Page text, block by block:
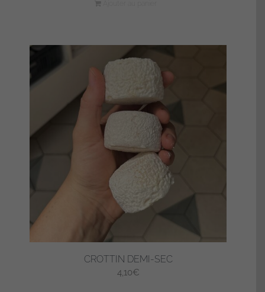
CROTTIN DEMI-SEC
4,10€